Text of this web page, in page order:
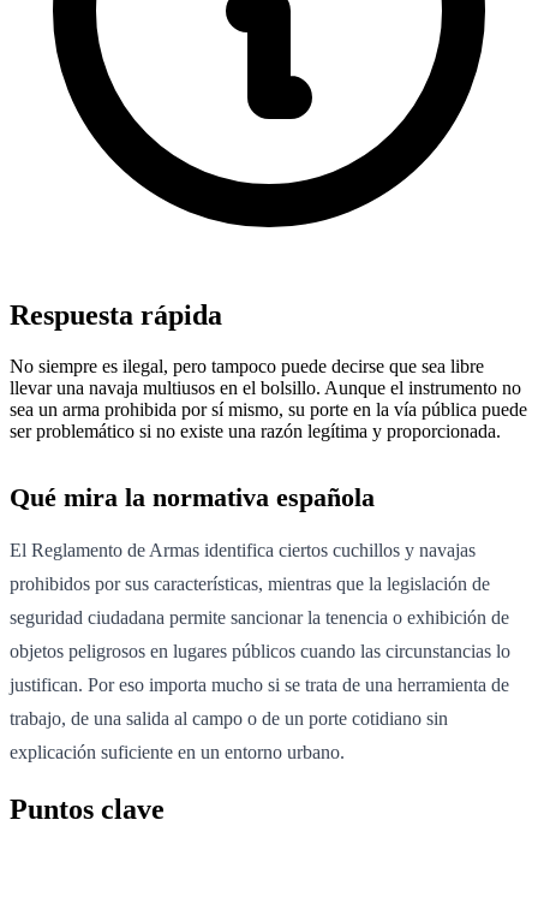
Respuesta rápida
No siempre es ilegal, pero tampoco puede decirse que sea libre
llevar una navaja multiusos en el bolsillo. Aunque el instrumento no
sea un arma prohibida por sí mismo, su porte en la vía pública puede
ser problemático si no existe una razón legítima y proporcionada.
Qué mira la normativa española
El Reglamento de Armas identifica ciertos cuchillos y navajas
prohibidos por sus características, mientras que la legislación de
seguridad ciudadana permite sancionar la tenencia o exhibición de
objetos peligrosos en lugares públicos cuando las circunstancias lo
justifican. Por eso importa mucho si se trata de una herramienta de
trabajo, de una salida al campo o de un porte cotidiano sin
explicación suficiente en un entorno urbano.
Puntos clave